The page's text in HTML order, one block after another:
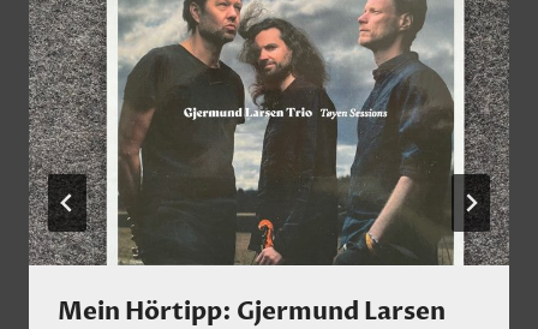
Mein Hörtipp: Gjermund Larsen